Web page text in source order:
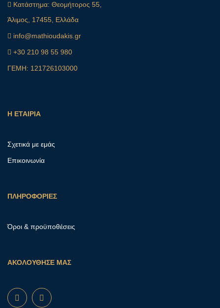
Κατάστημα: Θεομήτορος 55,
Άλιμος, 17455, Ελλάδα
info@mathioudakis.gr
+30 210 98 55 980
ΓΕΜΗ: 121726103000
Η ΕΤΑΙΡΙΑ
Σχετικά με εμάς
Επικοινωνία
ΠΛΗΡΟΦΟΡΙΕΣ
Όροι & προϋποθέσεις
ΑΚΟΛΟΥΘΗΣΕ ΜΑΣ